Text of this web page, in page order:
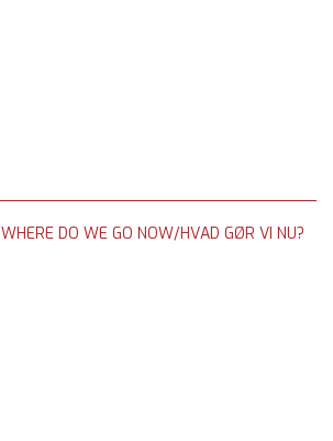
WHERE DO WE GO NOW/HVAD GØR VI NU?